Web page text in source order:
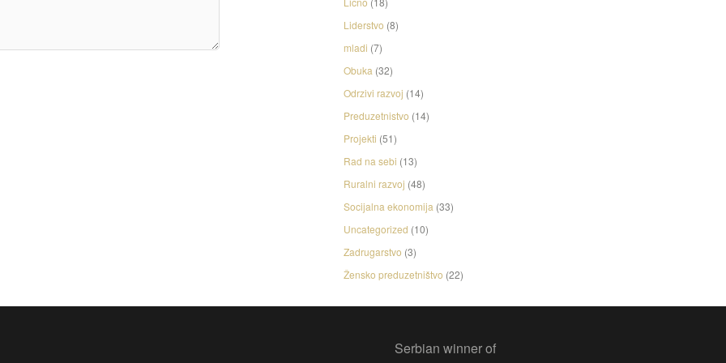
Liderstvo (8)
mladi (7)
Obuka (32)
Odrzivi razvoj (14)
Preduzetnistvo (14)
Projekti (51)
Rad na sebi (13)
Ruralni razvoj (48)
Socijalna ekonomija (33)
Uncategorized (10)
Zadrugarstvo (3)
Žensko preduzetništvo (22)
Serbian winner of